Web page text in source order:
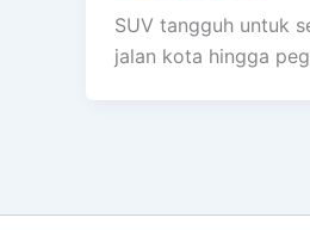
SUV tangguh untuk
jalan kota hingga